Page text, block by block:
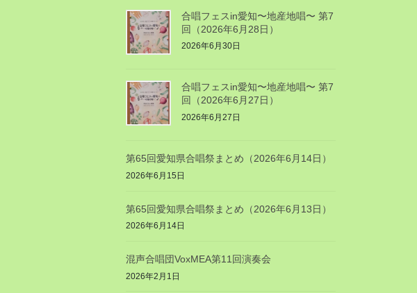
合唱フェスin愛知〜地産地唱〜 第7
回（2026年6月28日）
2026年6月30日
合唱フェスin愛知〜地産地唱〜 第7
回（2026年6月27日）
2026年6月27日
第65回愛知県合唱祭まとめ（2026年6月14日）
2026年6月15日
第65回愛知県合唱祭まとめ（2026年6月13日）
2026年6月14日
混声合唱団VoxMEA第11回演奏会
2026年2月1日